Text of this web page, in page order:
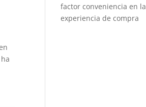
factor conveniencia en la
experiencia de compra